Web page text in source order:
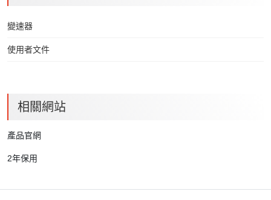
變速器
使用者文件
相關網站
產品官網
2年保用